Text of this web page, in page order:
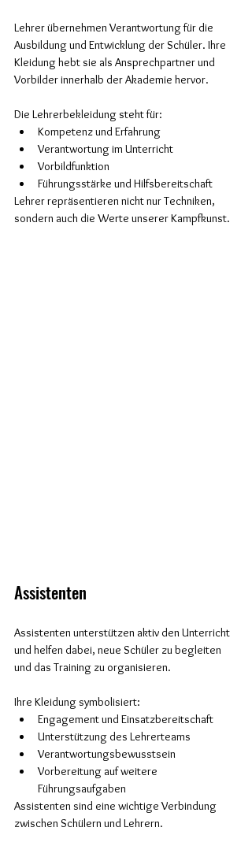
Lehrer übernehmen Verantwortung für die
Ausbildung und Entwicklung der Schüler. Ihre
Kleidung hebt sie als Ansprechpartner und
Vorbilder innerhalb der Akademie hervor.
Die Lehrerbekleidung steht für:
Kompetenz und Erfahrung
Verantwortung im Unterricht
Vorbildfunktion
Führungsstärke und Hilfsbereitschaft
Lehrer repräsentieren nicht nur Techniken,
sondern auch die Werte unserer Kampfkunst.
Assistenten
Assistenten unterstützen aktiv den Unterricht
und helfen dabei, neue Schüler zu begleiten
und das Training zu organisieren.
Ihre Kleidung symbolisiert:
Engagement und Einsatzbereitschaft
Unterstützung des Lehrerteams
Verantwortungsbewusstsein
Vorbereitung auf weitere
Führungsaufgaben
Assistenten sind eine wichtige Verbindung
zwischen Schülern und Lehrern.